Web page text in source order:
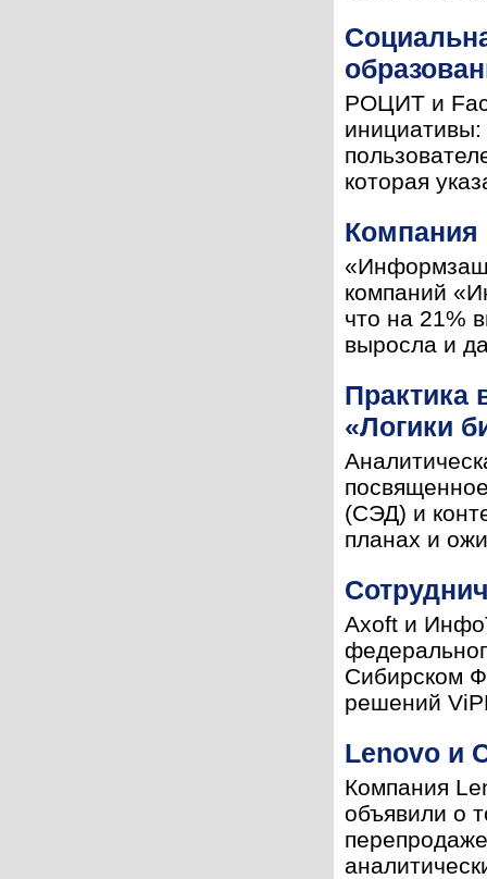
РОЦИТ и
которая
Компания
компаний
что на 21%
выросла и
Практика
«Логики
(СЭД) и
планах и
Axoft и
Сибирском
решений
Lenovo и
Компания
объявили о